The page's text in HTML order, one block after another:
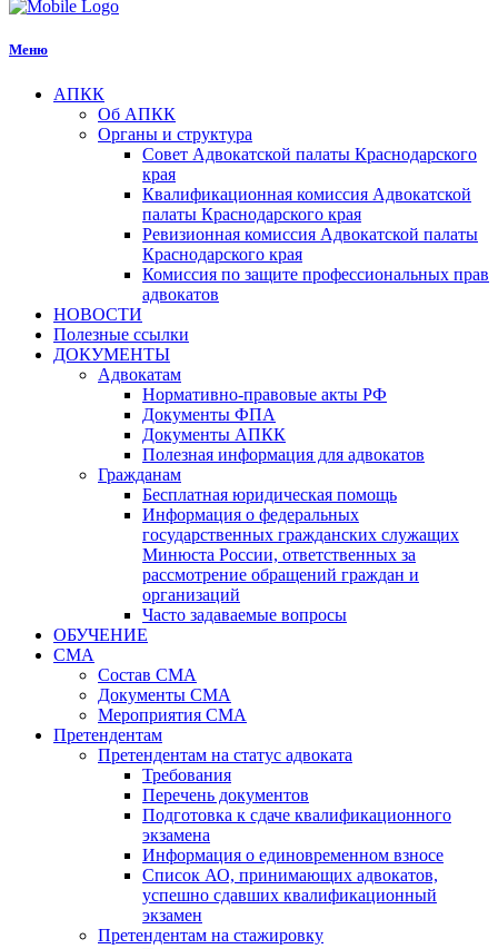
Меню
АПКК
Об АПКК
Органы и структура
Совет Адвокатской палаты Краснодарского
края
Квалификационная комиссия Адвокатской
палаты Краснодарского края
Ревизионная комиссия Адвокатской палаты
Краснодарского края
Комиссия по защите профессиональных прав
адвокатов
НОВОСТИ
Полезные ссылки
ДОКУМЕНТЫ
Адвокатам
Нормативно-правовые акты РФ
Документы ФПА
Документы АПКК
Полезная информация для адвокатов
Гражданам
Бесплатная юридическая помощь
Информация о федеральных
государственных гражданских служащих
Минюста России, ответственных за
рассмотрение обращений граждан и
организаций
Часто задаваемые вопросы
ОБУЧЕНИЕ
СМА
Состав СМА
Документы СМА
Мероприятия СМА
Претендентам
Претендентам на статус адвоката
Требования
Перечень документов
Подготовка к сдаче квалификационного
экзамена
Информация о единовременном взносе
Список АО, принимающих адвокатов,
успешно сдавших квалификационный
экзамен
Претендентам на стажировку